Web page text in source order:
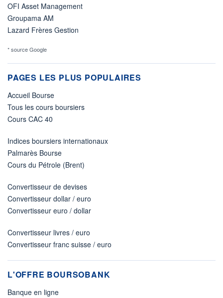
OFI Asset Management
Groupama AM
Lazard Frères Gestion
* source Google
PAGES LES PLUS POPULAIRES
Accueil Bourse
Tous les cours boursiers
Cours CAC 40
Indices boursiers internationaux
Palmarès Bourse
Cours du Pétrole (Brent)
Convertisseur de devises
Convertisseur dollar / euro
Convertisseur euro / dollar
Convertisseur livres / euro
Convertisseur franc suisse / euro
L'OFFRE BOURSOBANK
Banque en ligne